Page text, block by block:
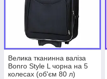
Велика тканинна валіза
Bonro Style L чорна на 5
колесах (об'єм 80 л)